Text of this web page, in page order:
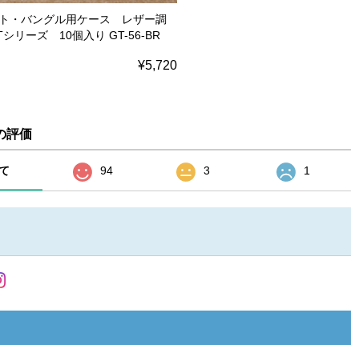
・バングル用ケース レザー調
シリーズ 10個入り GT-56-BR
¥5,720
評価
94 3 1